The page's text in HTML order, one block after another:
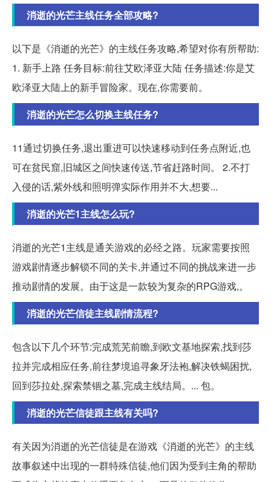
消逝的光芒主线任务全部攻略?
以下是《消逝的光芒》的主线任务攻略,希望对你有所帮助:
1. 新手上路 任务目标:前往艾欧泽亚大陆 任务描述:你是艾
欧泽亚大陆上的新手冒险家。现在,你需要前。
消逝的光芒怎么切换主线任务?
11通过切换任务,退出重进可以快速移动到任务点附近,也
可在贫民窟,旧城区之间快速传送,节省赶路时间。 2.不打
入侵的话,紫外线和照明弹实际作用并不大,想要...
消逝的光芒1主线怎么玩?
消逝的光芒1主线是通关游戏的必经之路。玩家需要按照
游戏剧情逐步解锁不同的关卡,并通过不同的挑战来进一步
推动剧情的发展。由于这是一款较为复杂的RPG游戏,。
消逝的光芒信徒主线剧情流程?
包含以下几个环节:完成荒芜前瞻,到欧文基地探索,找到莎
拉并完成相应任务,前往梦境追寻象牙法袍,解决铁蝎困扰,
回到莎拉处,探索禁锢之墓,完成主线结局。... 包。
消逝的光芒信徒跟主线有关吗?
有关因为消逝的光芒信徒是在游戏《消逝的光芒》的主线
故事叙述中出现的一群特殊信徒,他们因为受到主角的帮助